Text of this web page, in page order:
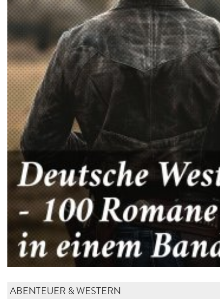
ABENTEUER & WESTERN